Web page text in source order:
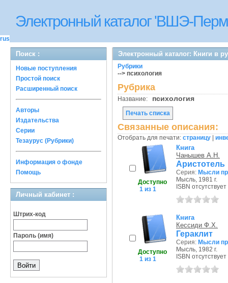
Электронный каталог 'ВШЭ-
rus
Поиск :
Новые поступления
Простой поиск
Расширенный поиск
Авторы
Издательства
Серии
Тезаурус (Рубрики)
Информация о фонде
Помощь
Личный кабинет :
Штрих-код
Пароль (имя)
Электронный каталог: Книги в
Рубрики
--> психология
Рубрика
Название: психология
Печать списка
Связанные описания:
Отобрать для печати: страницу
Доступно
1 из 1
Книга
Чанышев А.Н.
Аристотель
Серия: Мысли
Мысль, 1981 г.
ISBN отсутствует
Доступно
1 из 1
Книга
Кессиди Ф.Х.
Гераклит
Серия: Мысли
Мысль, 1982 г.
ISBN отсутствует